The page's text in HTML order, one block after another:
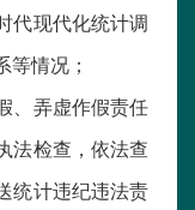
代现代化统计调
情况；
、弄虚作假责任
法检查，依法查
统计违纪违法责